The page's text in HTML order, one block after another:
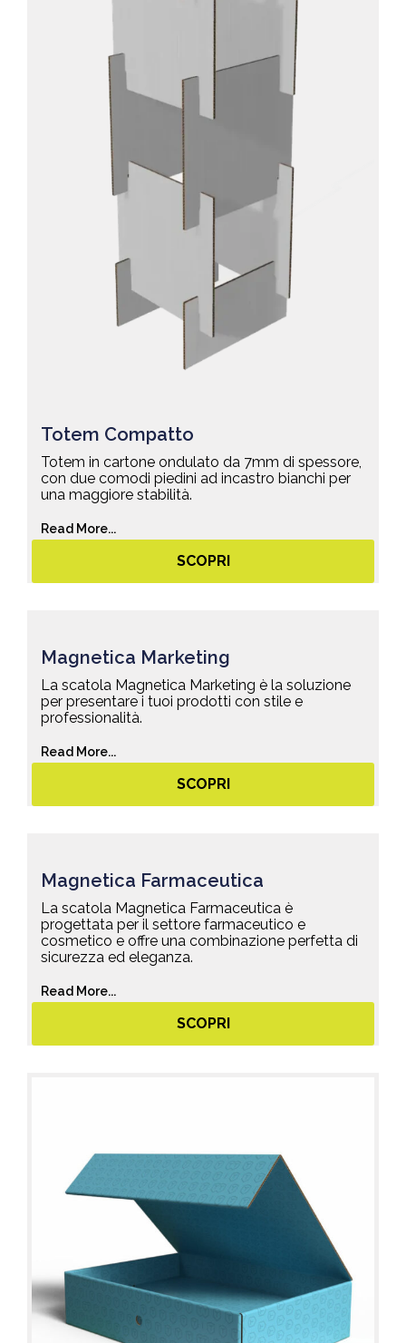
Totem Compatto
Totem in cartone ondulato da 7mm di spessore,
con due comodi piedini ad incastro bianchi per
una maggiore stabilità.
Read More...
SCOPRI
Magnetica Marketing
La scatola Magnetica Marketing è la soluzione
per presentare i tuoi prodotti con stile e
professionalità.
Read More...
SCOPRI
Magnetica Farmaceutica
La scatola Magnetica Farmaceutica è
progettata per il settore farmaceutico e
cosmetico e offre una combinazione perfetta di
sicurezza ed eleganza.
Read More...
SCOPRI